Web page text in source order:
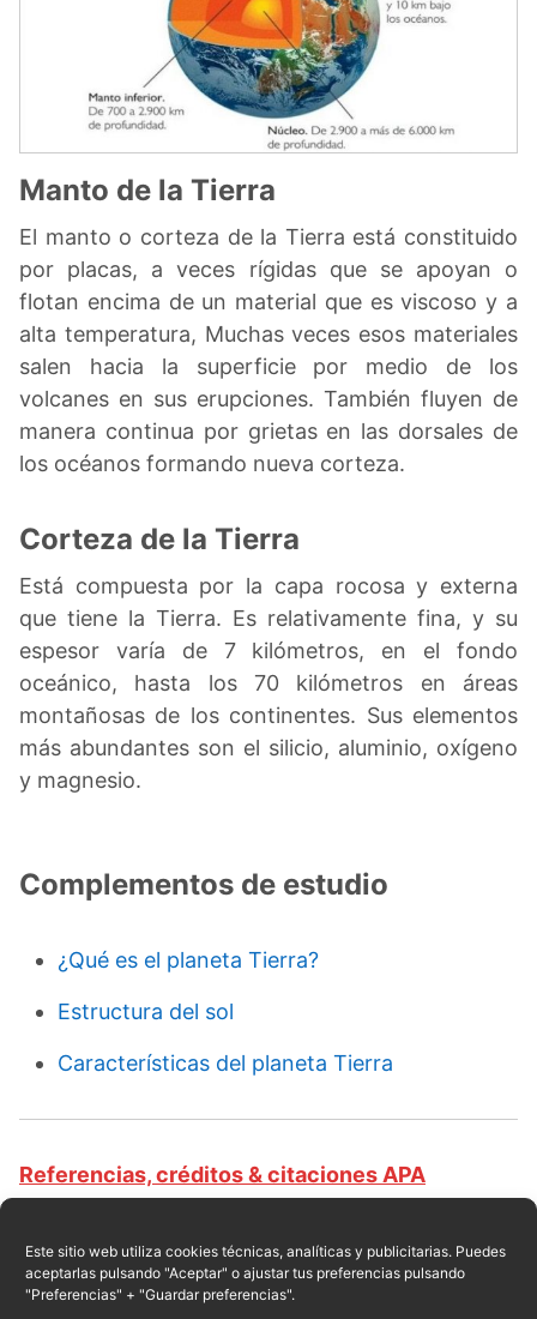
Este sitio web utiliza cookies técnicas, analíticas y publicitarias. Puedes
aceptarlas pulsando "Aceptar" o ajustar tus preferencias pulsando
"Preferencias" + "Guardar preferencias".
Manto de la Tierra
El manto o corteza de la Tierra está constituido
por placas, a veces rígidas que se apoyan o
flotan encima de un material que es viscoso y a
alta temperatura, Muchas veces esos materiales
salen hacia la superficie por medio de los
volcanes en sus erupciones. También fluyen de
manera continua por grietas en las dorsales de
los océanos formando nueva corteza.
Corteza de la Tierra
Está compuesta por la capa rocosa y externa
que tiene la Tierra. Es relativamente fina, y su
espesor varía de 7 kilómetros, en el fondo
oceánico, hasta los 70 kilómetros en áreas
montañosas de los continentes. Sus elementos
más abundantes son el silicio, aluminio, oxígeno
y magnesio.
Complementos de estudio
¿Qué es el planeta Tierra?
Estructura del sol
Características del planeta Tierra
Referencias, créditos & citaciones APA
de redacción profesional. (2018, 11). Planeta
Tierra. Escrito por:Astronia Moquete del Risco
Obtenido en fecha 08, 2026, desde el sitio web: